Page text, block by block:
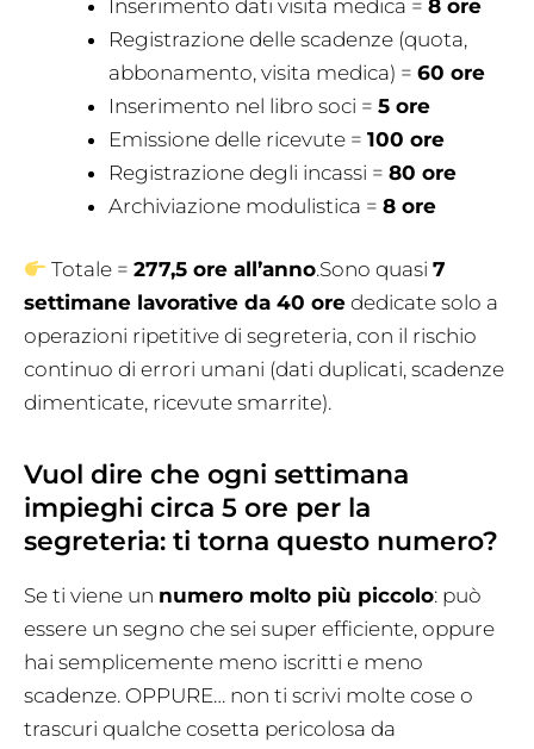
Inserimento dati visita medica = 8 ore
Registrazione delle scadenze (quota,
abbonamento, visita medica) = 60 ore
Inserimento nel libro soci = 5 ore
Emissione delle ricevute = 100 ore
Registrazione degli incassi = 80 ore
Archiviazione modulistica = 8 ore
Totale =277,5 ore all’anno.Sono quasi7
settimane lavorative da 40 ore dedicate solo a
operazioni ripetitive di segreteria, con il rischio
continuo di errori umani (dati duplicati, scadenze
dimenticate, ricevute smarrite).
Vuol dire che ogni settimana
impieghi circa 5 ore per la
segreteria: ti torna questo numero?
Se ti viene un numero molto più piccolo: può
essere un segno che sei super efficiente, oppure
hai semplicemente meno iscritti e meno
scadenze. OPPURE… non ti scrivi molte cose o
trascuri qualche cosetta pericolosa da